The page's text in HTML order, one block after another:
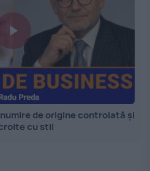
de origine controlată și
cu stil